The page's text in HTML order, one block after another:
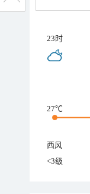
23时
27℃
西风
<3级